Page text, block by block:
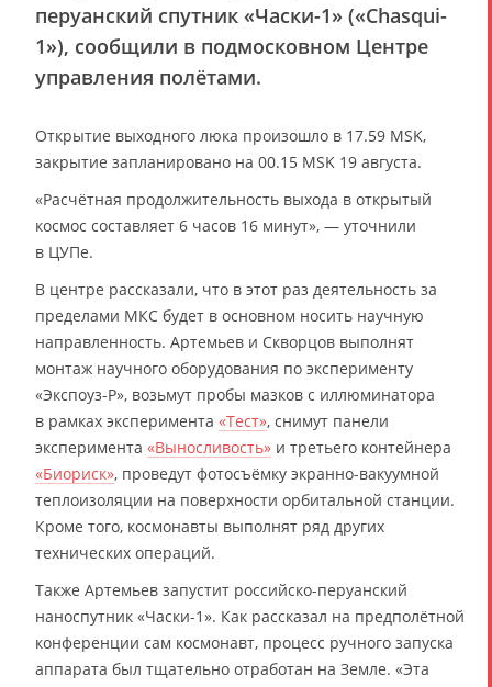
перуанский спутник «Часки-1» («Chasqui-
1»), сообщили в подмосковном Центре
управления полётами.
Открытие выходного люка произошло в 17.59 MSK,
закрытие запланировано на 00.15 MSK 19 августа.
«Расчётная продолжительность выхода в открытый
космос составляет 6 часов 16 минут», — уточнили
в ЦУПе.
В центре рассказали, что в этот раз деятельность за
пределами МКС будет в основном носить научную
направленность. Артемьев и Скворцов выполнят
монтаж научного оборудования по эксперименту
«Экспоуз-Р», возьмут пробы мазков с иллюминатора
в рамках эксперимента «Тест», снимут панели
эксперимента «Выносливость» и третьего контейнера
«Биориск», проведут фотосъёмку экранно-вакуумной
теплоизоляции на поверхности орбитальной станции.
Кроме того, космонавты выполнят ряд других
технических операций.
Также Артемьев запустит российско-перуанский
наноспутник «Часки-1». Как рассказал на предполётной
конференции сам космонавт, процесс ручного запуска
аппарата был тщательно отработан на Земле. «Эта